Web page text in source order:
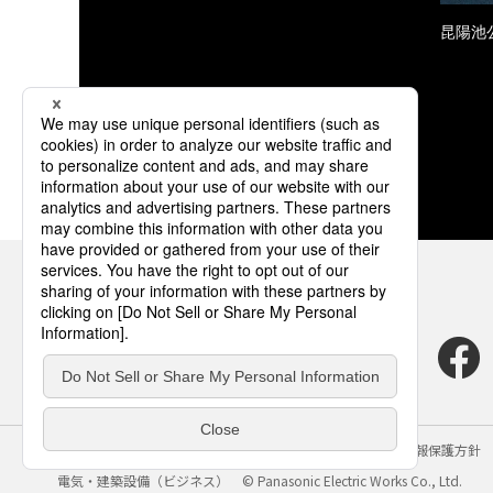
昆陽
サイトのご利用にあたって クッキーポリシー
個人情報保護方針
電気・建築設備（ビジネス）
© Panasonic Electric Works Co., Ltd.